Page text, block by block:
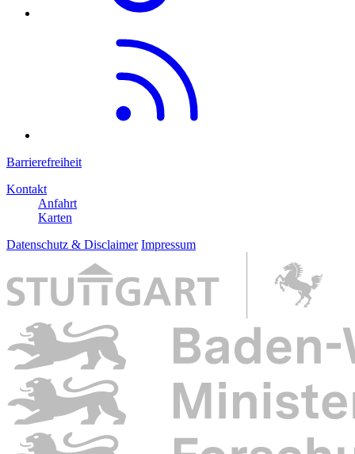
Barrierefreiheit
Kontakt
Anfahrt
Karten
Datenschutz & Disclaimer Impressum